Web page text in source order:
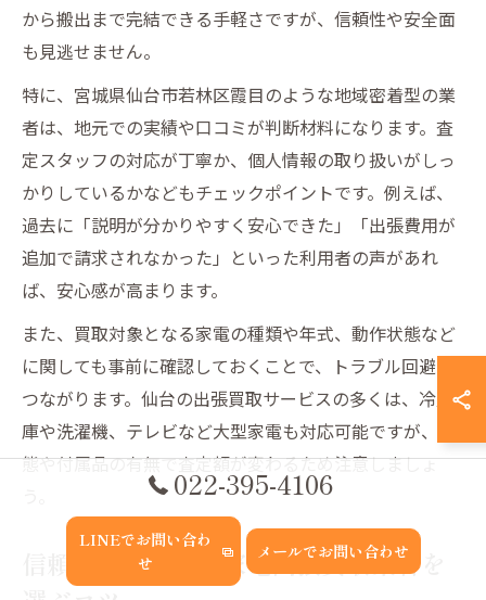
から搬出まで完結できる手軽さですが、信頼性や安全面
も見逃せません。
特に、宮城県仙台市若林区霞目のような地域密着型の業
者は、地元での実績や口コミが判断材料になります。査
定スタッフの対応が丁寧か、個人情報の取り扱いがしっ
かりしているかなどもチェックポイントです。例えば、
過去に「説明が分かりやすく安心できた」「出張費用が
追加で請求されなかった」といった利用者の声があれ
ば、安心感が高まります。
また、買取対象となる家電の種類や年式、動作状態など
に関しても事前に確認しておくことで、トラブル回避に
つながります。仙台の出張買取サービスの多くは、冷蔵
庫や洗濯機、テレビなど大型家電も対応可能ですが、状
態や付属品の有無で査定額が変わるため注意しましょ
信頼できる仙台の家電出張買取業者を
022-395-4106
LINEでお問い合わ
せ
メールでお問い合わせ